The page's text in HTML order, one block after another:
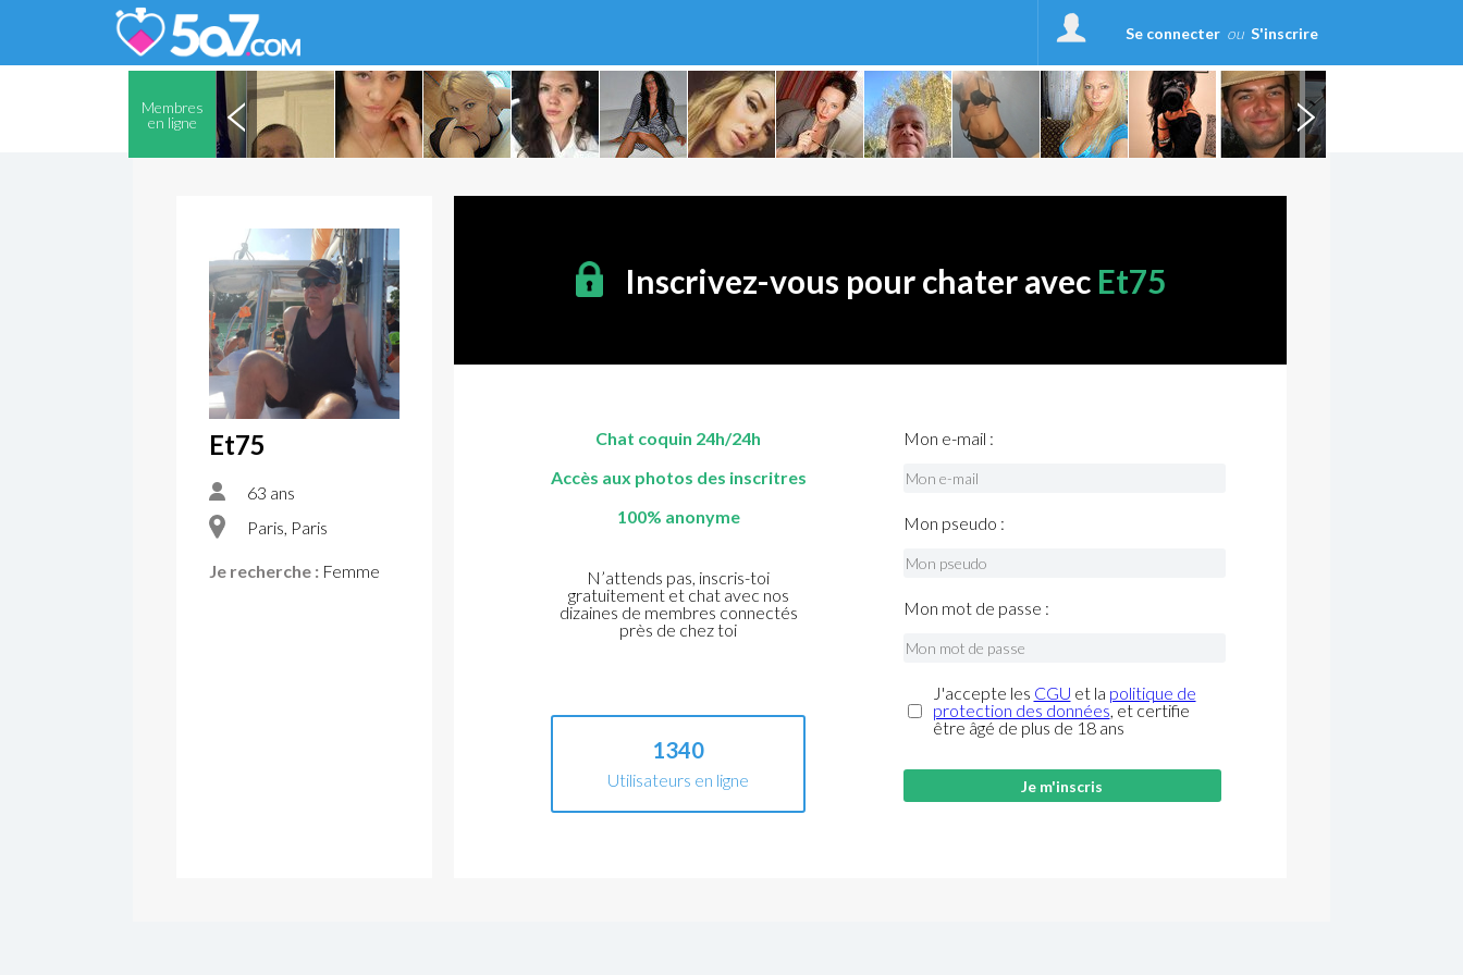
Se connecter ou S'inscrire
Membres
en ligne
Et75
63 ans
Paris, Paris
Je recherche : Femme
Inscrivez-vous pour chater avec Et75
Chat coquin 24h/24h
Accès aux photos des inscritres
100% anonyme
N’attends pas, inscris-toi
gratuitement et chat avec nos
dizaines de membres connectés
près de chez toi
1340
Utilisateurs en ligne
Mon e-mail :
Mon pseudo :
Mon mot de passe :
J'accepte les CGU et la politique de
protection des données, et certifie
être âgé de plus de 18 ans